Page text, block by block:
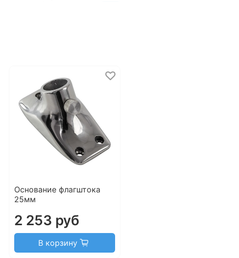
Основание флагштока
25мм
2 253 руб
В корзину